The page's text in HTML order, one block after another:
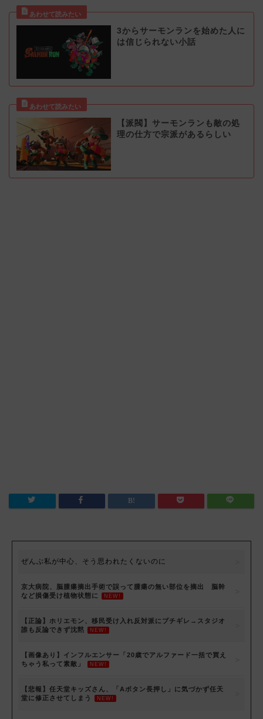
3からサーモンランを始めた人に
は信じられない小話
【派閥】サーモンランも敵の処
理の仕方で宗派があるらしい
ぜんぶ私が中心、そう思われたくないのに
京大病院、脳腫瘍摘出手術で誤って腫瘍の無い部位を摘出 脳幹
など損傷受け植物状態に
NEW!
【正論】ホリエモン、移民受け入れ反対派にブチギレ→スタジオ
誰も反論できず沈黙
NEW!
【画像あり】インフルエンサー「20歳でアルファード一括で買え
ちゃう私って素敵」
NEW!
【悲報】任天堂キッズさん、「Aボタン長押し」に気づかず任天
堂に修正させてしまう
NEW!